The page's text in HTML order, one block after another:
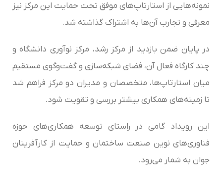
نمونه‌هایی از استارتاپ‌های موفق تحت حمایت این مرکز نیز
معرفی و تجارب آن‌ها به اشتراک گذاشته شد.
در پایان ضمن بازدید از مرکز رشد، مرکز نوآوری دانشگاه و
چند کارگاه فعال آن، فضای شبکه‌سازی و گفت‌وگوی مستقیم
میان استارتاپ‌ها، متخصصان و مدیران دو مرکز فراهم شد
تا زمینه‌های همکاری بیشتر بررسی و تقویت شود.
این رویداد گامی در راستای توسعه همکاری‌های حوزه
فناوری‌های نوین صنعت ساختمان و حمایت از کارآفرینان
جوان به شمار می‌رود.